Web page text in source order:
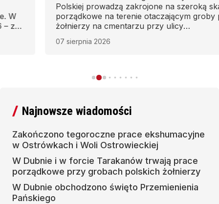
Polskiej prowadzą zakrojone na szeroką skalę prace
porządkowe na terenie otaczającym groby polskich
żołnierzy na cmentarzu przy ulicy
07 sierpnia 2026
Najnowsze wiadomości
Zakończono tegoroczne prace ekshumacyjne
w Ostrówkach i Woli Ostrowieckiej
W Dubnie i w forcie Tarakanów trwają prace
porządkowe przy grobach polskich żołnierzy
W Dubnie obchodzono święto Przemienienia
Pańskiego